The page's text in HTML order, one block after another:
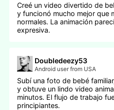
Creé un video divertido de
y funcionó mucho mejor que
normales. La animación
expresiva.
Doubledeezy53
Android user from USA
Subí una foto de bebé
y obtuve un lindo video
minutos. El flujo de trabajo
principiantes.